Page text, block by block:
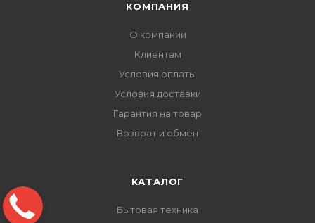
КОМПАНИЯ
О компании
Клиентам
Условия оплаты
Условия доставки
Гарантия на товар
Возврат и обмен
КАТАЛОГ
Бытовая техника